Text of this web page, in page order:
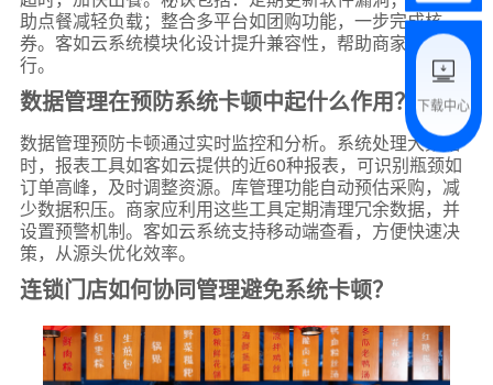
助点餐减轻负载；整合多平台如团购功能，一步完成核
券。客如云系统模块化设计提升兼容性，帮助商家高效运
行。
数据管理在预防系统卡顿中起什么作用？
数据管理预防卡顿通过实时监控和分析。系统处理大数据
时，报表工具如客如云提供的近60种报表，可识别瓶颈如
订单高峰，及时调整资源。库管理功能自动预估采购，减
少数据积压。商家应利用这些工具定期清理冗余数据，并
设置预警机制。客如云系统支持移动端查看，方便快速决
策，从源头优化效率。
连锁门店如何协同管理避免系统卡顿？
下载中心
附加留言
我是老客户，了解最新优惠